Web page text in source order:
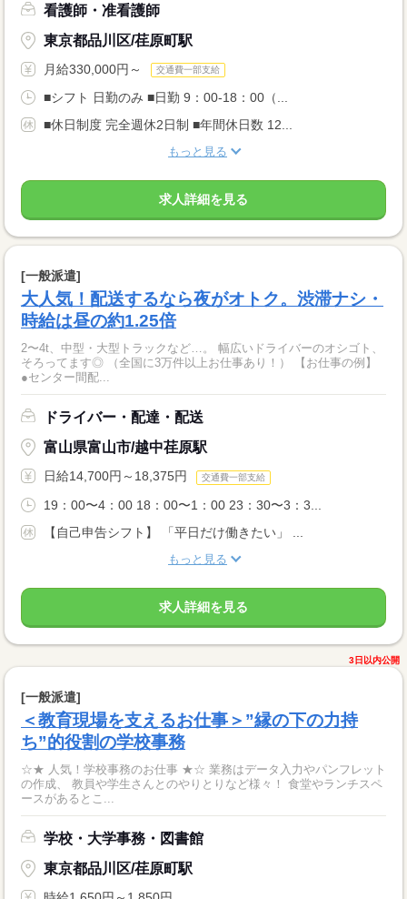
看護師・准看護師
東京都品川区/荏原町駅
月給330,000円～ 交通費一部支給
■シフト 日勤のみ ■日勤 9：00-18：00（...
■休日制度 完全週休2日制 ■年間休日数 12...
もっと見る
求人詳細を見る
[一般派遣]
大人気！配送するなら夜がオトク。渋滞ナシ・
時給は昼の約1.25倍
2〜4t、中型・大型トラックなど…。 幅広いドライバーのオシゴト、
そろってます◎ （全国に3万件以上お仕事あり！） 【お仕事の例】
●センター間配...
ドライバー・配達・配送
富山県富山市/越中荏原駅
日給14,700円～18,375円 交通費一部支給
19：00〜4：00 18：00〜1：00 23：30〜3：3...
【自己申告シフト】 「平日だけ働きたい」 ...
もっと見る
求人詳細を見る
3日以内公開
[一般派遣]
＜教育現場を支えるお仕事＞”縁の下の力持
ち”的役割の学校事務
☆★ 人気！学校事務のお仕事 ★☆ 業務はデータ入力やパンフレット
の作成、 教員や学生さんとのやりとりなど様々！ 食堂やランチスペ
ースがあるとこ...
学校・大学事務・図書館
東京都品川区/荏原町駅